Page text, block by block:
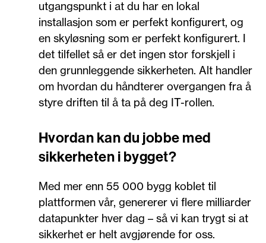
utgangspunkt i at du har en lokal
installasjon som er perfekt konfigurert, og
en skyløsning som er perfekt konfigurert. I
det tilfellet så er det ingen stor forskjell i
den grunnleggende sikkerheten. Alt handler
om hvordan du håndterer overgangen fra å
styre driften til å ta på deg IT-rollen.
Hvordan kan du jobbe med
sikkerheten i bygget?
Med mer enn 55 000 bygg koblet til
plattformen vår, genererer vi flere milliarder
datapunkter hver dag – så vi kan trygt si at
sikkerhet er helt avgjørende for oss.